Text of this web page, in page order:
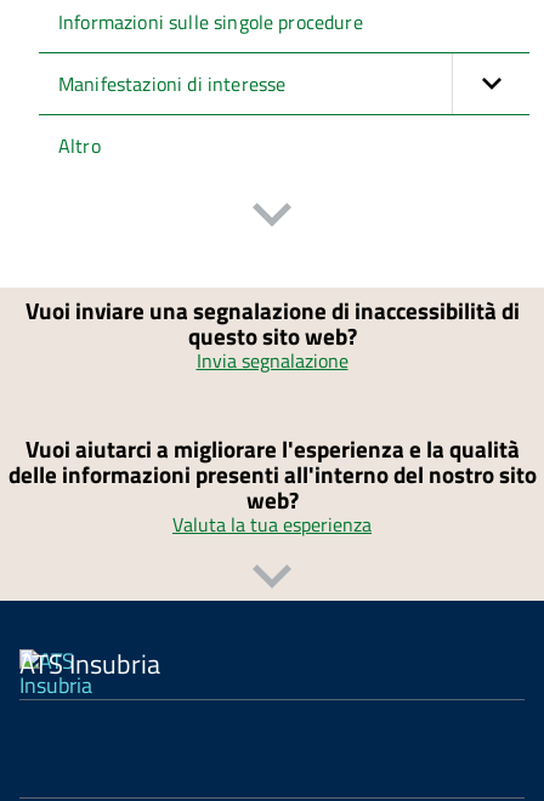
Informazioni sulle singole procedure
Manifestazioni di interesse
Altro
Vuoi inviare una segnalazione di inaccessibilità di
questo sito web?
Invia segnalazione
Vuoi aiutarci a migliorare l'esperienza e la qualità
delle informazioni presenti all'interno del nostro sito
web?
Valuta la tua esperienza
ATS Insubria